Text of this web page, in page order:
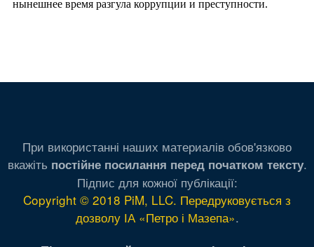
При використанні наших материалів обов'язково
вкажіть постійне посилання перед початком тексту.
Підпис для кожної публікації:
Copyright © 2018 PiM, LLC. Передруковується з
дозволу ІА «Петро і Мазепа».